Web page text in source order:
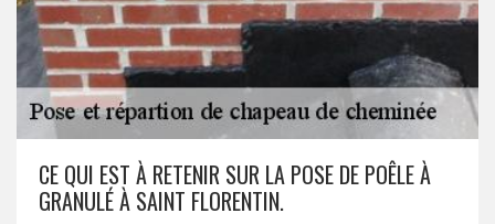
CE QUI EST À RETENIR SUR LA POSE DE POÊLE À
GRANULÉ À SAINT FLORENTIN.